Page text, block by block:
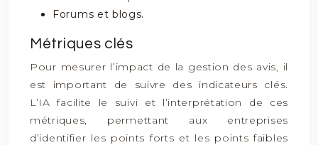
Forums et blogs.
Métriques clés
Pour mesurer l’impact de la gestion des avis, il
est important de suivre des indicateurs clés.
L’IA facilite le suivi et l’interprétation de ces
métriques, permettant aux entreprises
d’identifier les points forts et les points faibles